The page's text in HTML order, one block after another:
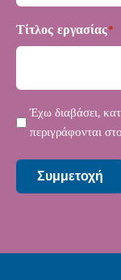
Τίτλος εργασίας*
Μυστικότητα*
Έχω διαβάσει,
περιγράφονται στο
Συμμετοχή